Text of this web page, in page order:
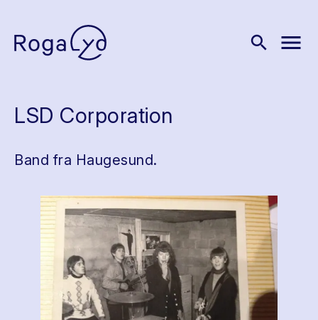
search menu
LSD Corporation
Band fra Haugesund.